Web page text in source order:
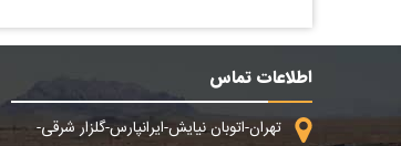
اطلاعات تماس
تهران-اتوبان نیایش-ایرانپارس-گلزار شرقی-